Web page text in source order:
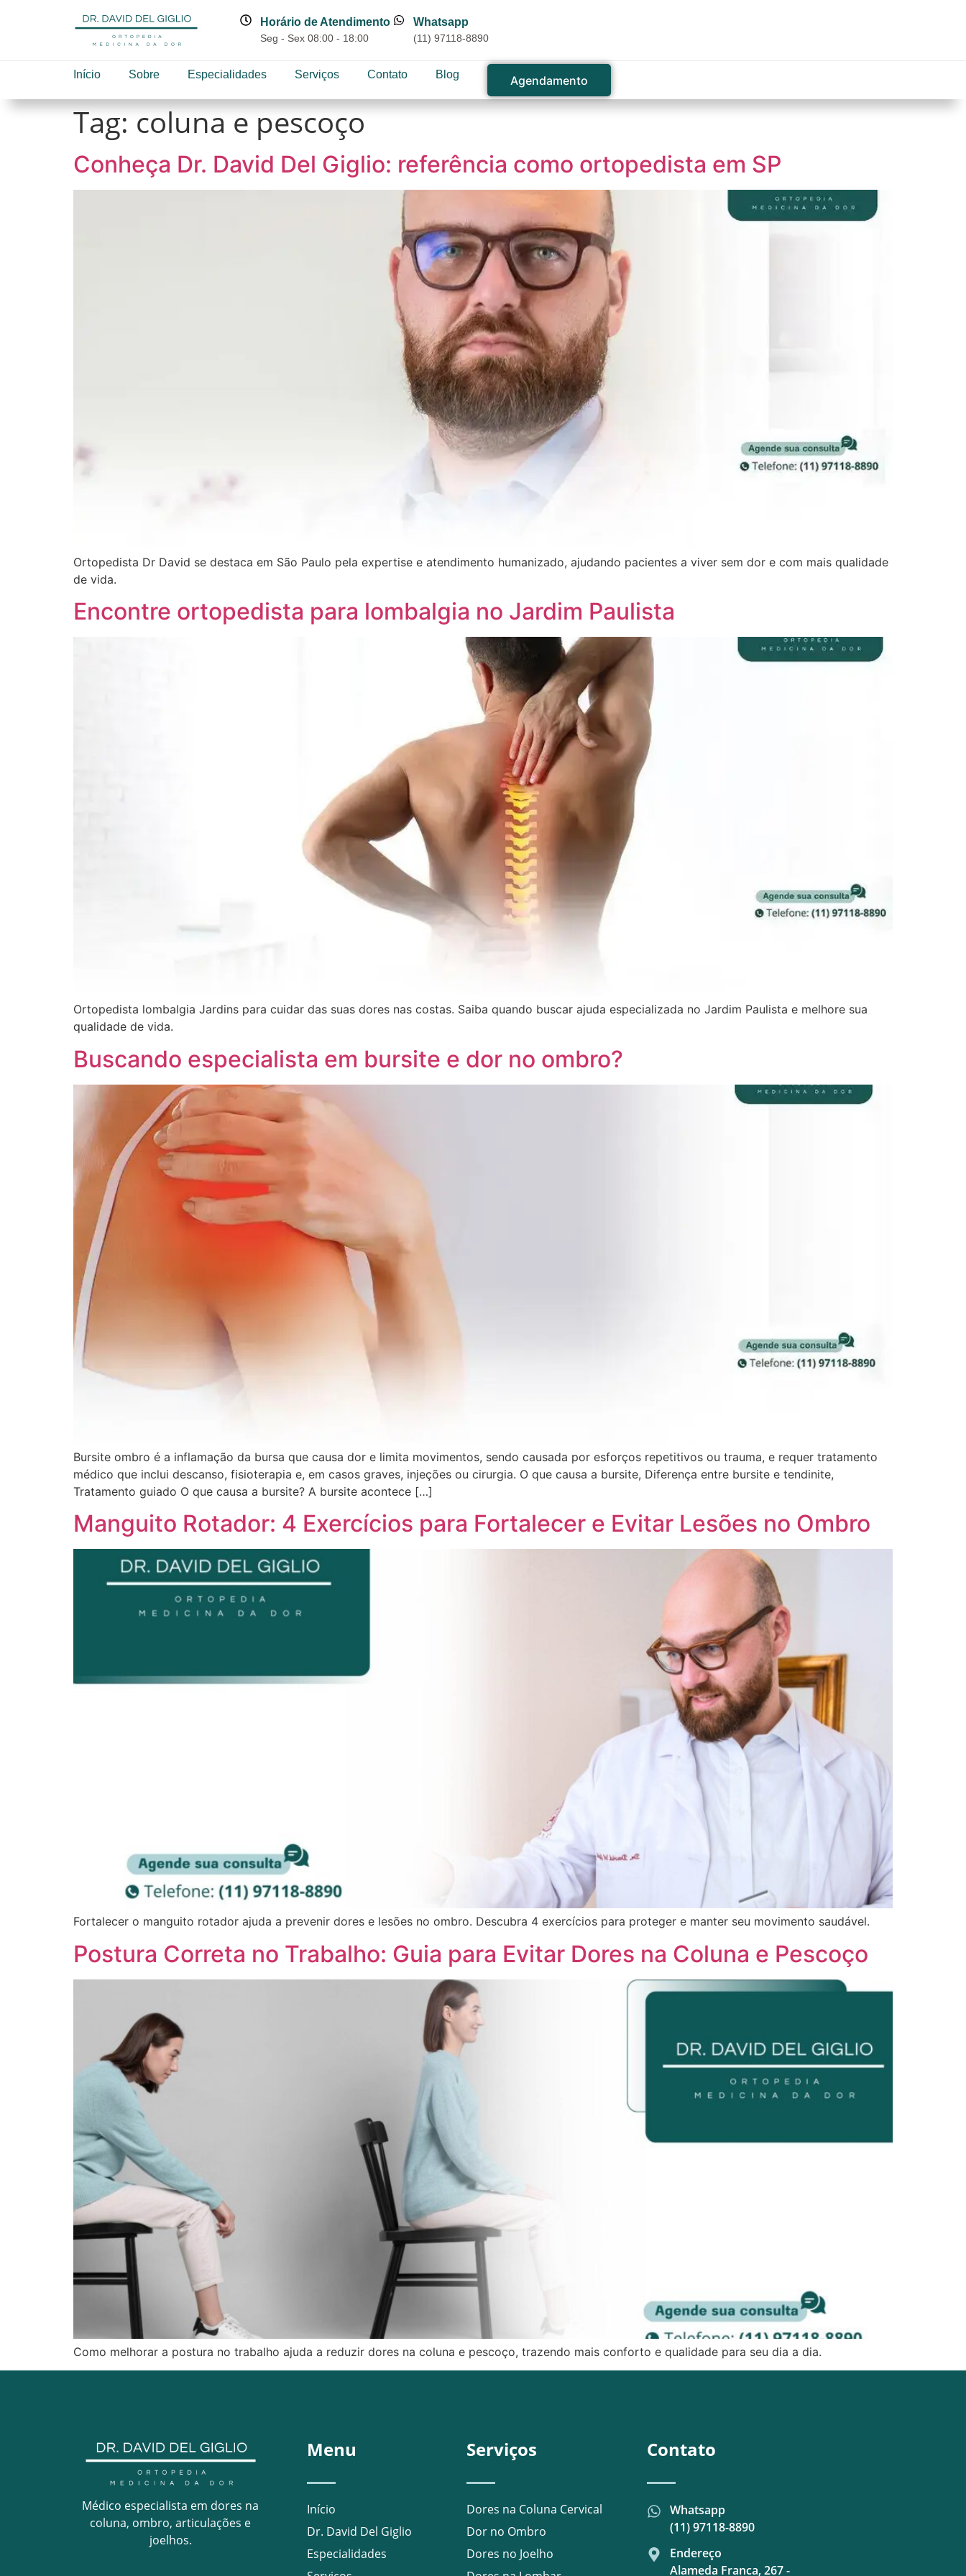
Horário de Atendimento
Seg - Sex 08:00 - 18:00
Whatsapp
(11) 97118-8890
Início Sobre Especialidades Serviços Contato Blog Agendamento
Tag:coluna e pescoço
Conheça Dr. David Del Giglio: referência como ortopedista em SP
Ortopedista Dr David se destaca em São Paulo pela expertise e atendimento humanizado, ajudando pacientes a viver sem dor e com mais qualidade
de vida.
Encontre ortopedista para lombalgia no Jardim Paulista
Ortopedista lombalgia Jardins para cuidar das suas dores nas costas. Saiba quando buscar ajuda especializada no Jardim Paulista e melhore sua
qualidade de vida.
Buscando especialista em bursite e dor no ombro?
Bursite ombro é a inflamação da bursa que causa dor e limita movimentos, sendo causada por esforços repetitivos ou trauma, e requer tratamento
médico que inclui descanso, fisioterapia e, em casos graves, injeções ou cirurgia. O que causa a bursite, Diferença entre bursite e tendinite,
Tratamento guiado O que causa a bursite? A bursite acontece […]
Manguito Rotador: 4 Exercícios para Fortalecer e Evitar Lesões no Ombro
Fortalecer o manguito rotador ajuda a prevenir dores e lesões no ombro. Descubra 4 exercícios para proteger e manter seu movimento saudável.
Postura Correta no Trabalho: Guia para Evitar Dores na Coluna e Pescoço
Como melhorar a postura no trabalho ajuda a reduzir dores na coluna e pescoço, trazendo mais conforto e qualidade para seu dia a dia.
Médico especialista em dores na
coluna, ombro, articulações e
joelhos.
Menu
Início
Dr. David Del Giglio
Especialidades
Serviços
Dores na Coluna Cervical
Dor no Ombro
Dores no Joelho
Contato
Whatsapp
(11) 97118-8890
Endereço
Alameda Franca, 267 -